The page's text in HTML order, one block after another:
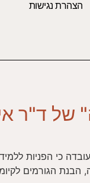
הצהרת נגישות
ד"ר
כי הפניות
הגורמים